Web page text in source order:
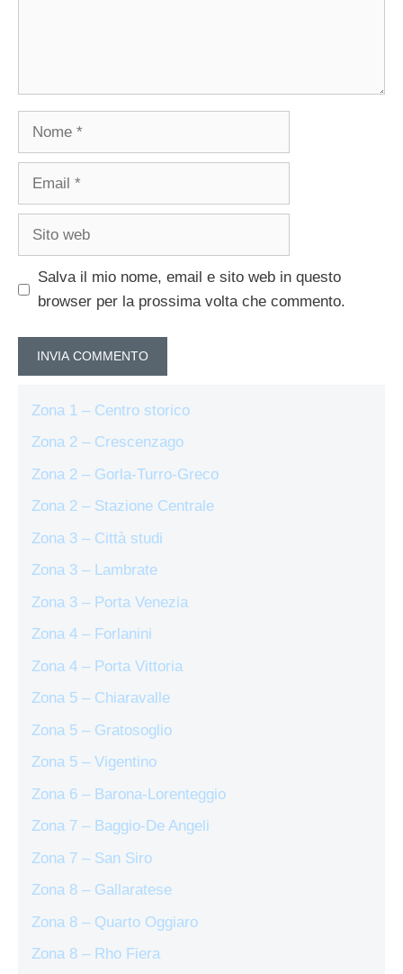
Nome
Email
Sito
Salva il mio nome, email e sito web in questo
browser per la prossima volta che commento.
Zona 1 – Centro storico
Zona 2 – Crescenzago
Zona 2 – Gorla-Turro-Greco
Zona 2 – Stazione Centrale
Zona 3 – Città studi
Zona 3 – Lambrate
Zona 3 – Porta Venezia
Zona 4 – Forlanini
Zona 4 – Porta Vittoria
Zona 5 – Chiaravalle
Zona 5 – Gratosoglio
Zona 5 – Vigentino
Zona 6 – Barona-Lorenteggio
Zona 7 – Baggio-De Angeli
Zona 7 – San Siro
Zona 8 – Gallaratese
Zona 8 – Quarto Oggiaro
Zona 8 – Rho Fiera